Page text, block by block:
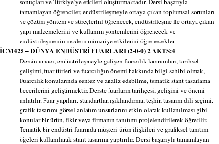
sonuçları ve Türkiye’ye etkileri oluşturmaktadır. Dersi başarıyla
tamamlayan öğrenciler, endüstrileşmeyle ortaya çıkan toplumsal sorunları
ve çözüm yöntem ve süreçlerini öğrenecek, endüstrileşme ile ortaya çıkan
yapı malzemelerini ve kullanım yöntemlerini öğrenecek ve
endüstrileşmenin modern mimariye etkilerini öğrenecekler.
İCM425 – DÜNYA ENDÜSTRİ FUARLARI (2-0-0) 2 AKTS:4
Dersin amacı, endüstrileşmeyle gelişen fuarcılık kavramları, tarihsel
gelişimi, fuar türleri ve fuarcılığın önemi hakkında bilgi sahibi olmak,
Fuarcılık konularında sentez ve analiz edebilme, tematik stant tasarlama
becerilerini geliştirmektir. Derste fuarların tarihçesi, gelişimi ve önemi
anlatılır. Fuar yapıları, standartlar, ışıklandırma, teşhir, tasarım dili seçimi,
grafik tasarımı görsel anlatım unsurlarını etkin olarak kullanılması gibi
konular bir ürün, fikir veya firmanın tanıtımı projelendirilerek öğretilir.
Tematik bir endüstri fuarında müşteri-ürün ilişkileri ve grafiksel tanıtım
öğeleri kullanılarak stant tasarımı yaptırılır. Dersi başarıyla tamamlayan